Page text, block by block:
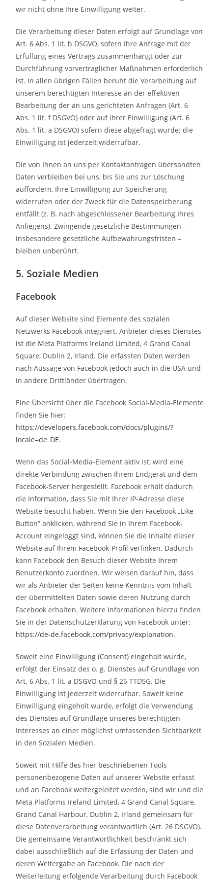
wir nicht ohne Ihre Einwilligung weiter.
Die Verarbeitung dieser Daten erfolgt auf Grundlage von
Art. 6 Abs. 1 lit. b DSGVO, sofern Ihre Anfrage mit der
Erfüllung eines Vertrags zusammenhängt oder zur
Durchführung vorvertraglicher Maßnahmen erforderlich
ist. In allen übrigen Fällen beruht die Verarbeitung auf
unserem berechtigten Interesse an der effektiven
Bearbeitung der an uns gerichteten Anfragen (Art. 6
Abs. 1 lit. f DSGVO) oder auf Ihrer Einwilligung (Art. 6
Abs. 1 lit. a DSGVO) sofern diese abgefragt wurde; die
Einwilligung ist jederzeit widerrufbar.
Die von Ihnen an uns per Kontaktanfragen übersandten
Daten verbleiben bei uns, bis Sie uns zur Löschung
auffordern, Ihre Einwilligung zur Speicherung
widerrufen oder der Zweck für die Datenspeicherung
entfällt (z. B. nach abgeschlossener Bearbeitung Ihres
Anliegens). Zwingende gesetzliche Bestimmungen –
insbesondere gesetzliche Aufbewahrungsfristen –
bleiben unberührt.
5. Soziale Medien
Facebook
Auf dieser Website sind Elemente des sozialen
Netzwerks Facebook integriert. Anbieter dieses Dienstes
ist die Meta Platforms Ireland Limited, 4 Grand Canal
Square, Dublin 2, Irland. Die erfassten Daten werden
nach Aussage von Facebook jedoch auch in die USA und
in andere Drittländer übertragen.
Eine Übersicht über die Facebook Social-Media-Elemente
finden Sie hier:
https://developers.facebook.com/docs/plugins/?
locale=de_DE.
Wenn das Social-Media-Element aktiv ist, wird eine
direkte Verbindung zwischen Ihrem Endgerät und dem
Facebook-Server hergestellt. Facebook erhält dadurch
die Information, dass Sie mit Ihrer IP-Adresse diese
Website besucht haben. Wenn Sie den Facebook „Like-
Button“ anklicken, während Sie in Ihrem Facebook-
Account eingeloggt sind, können Sie die Inhalte dieser
Website auf Ihrem Facebook-Profil verlinken. Dadurch
kann Facebook den Besuch dieser Website Ihrem
Benutzerkonto zuordnen. Wir weisen darauf hin, dass
wir als Anbieter der Seiten keine Kenntnis vom Inhalt
der übermittelten Daten sowie deren Nutzung durch
Facebook erhalten. Weitere Informationen hierzu finden
Sie in der Datenschutzerklärung von Facebook unter:
https://de-de.facebook.com/privacy/explanation.
Soweit eine Einwilligung (Consent) eingeholt wurde,
erfolgt der Einsatz des o. g. Dienstes auf Grundlage von
Art. 6 Abs. 1 lit. a DSGVO und § 25 TTDSG. Die
Einwilligung ist jederzeit widerrufbar. Soweit keine
Einwilligung eingeholt wurde, erfolgt die Verwendung
des Dienstes auf Grundlage unseres berechtigten
Interesses an einer möglichst umfassenden Sichtbarkeit
in den Sozialen Medien.
Soweit mit Hilfe des hier beschriebenen Tools
personenbezogene Daten auf unserer Website erfasst
und an Facebook weitergeleitet werden, sind wir und die
Meta Platforms Ireland Limited, 4 Grand Canal Square,
Grand Canal Harbour, Dublin 2, Irland gemeinsam für
diese Datenverarbeitung verantwortlich (Art. 26 DSGVO).
Die gemeinsame Verantwortlichkeit beschränkt sich
dabei ausschließlich auf die Erfassung der Daten und
deren Weitergabe an Facebook. Die nach der
Weiterleitung erfolgende Verarbeitung durch Facebook